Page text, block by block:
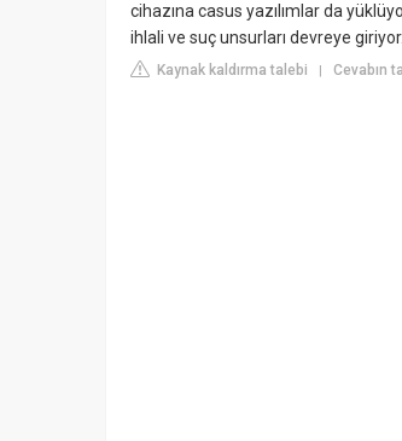
cihazına casus yazılımlar da
ihlali ve suç unsurları devreye giriyor.
Kaynak kaldırma talebi | Cevabın